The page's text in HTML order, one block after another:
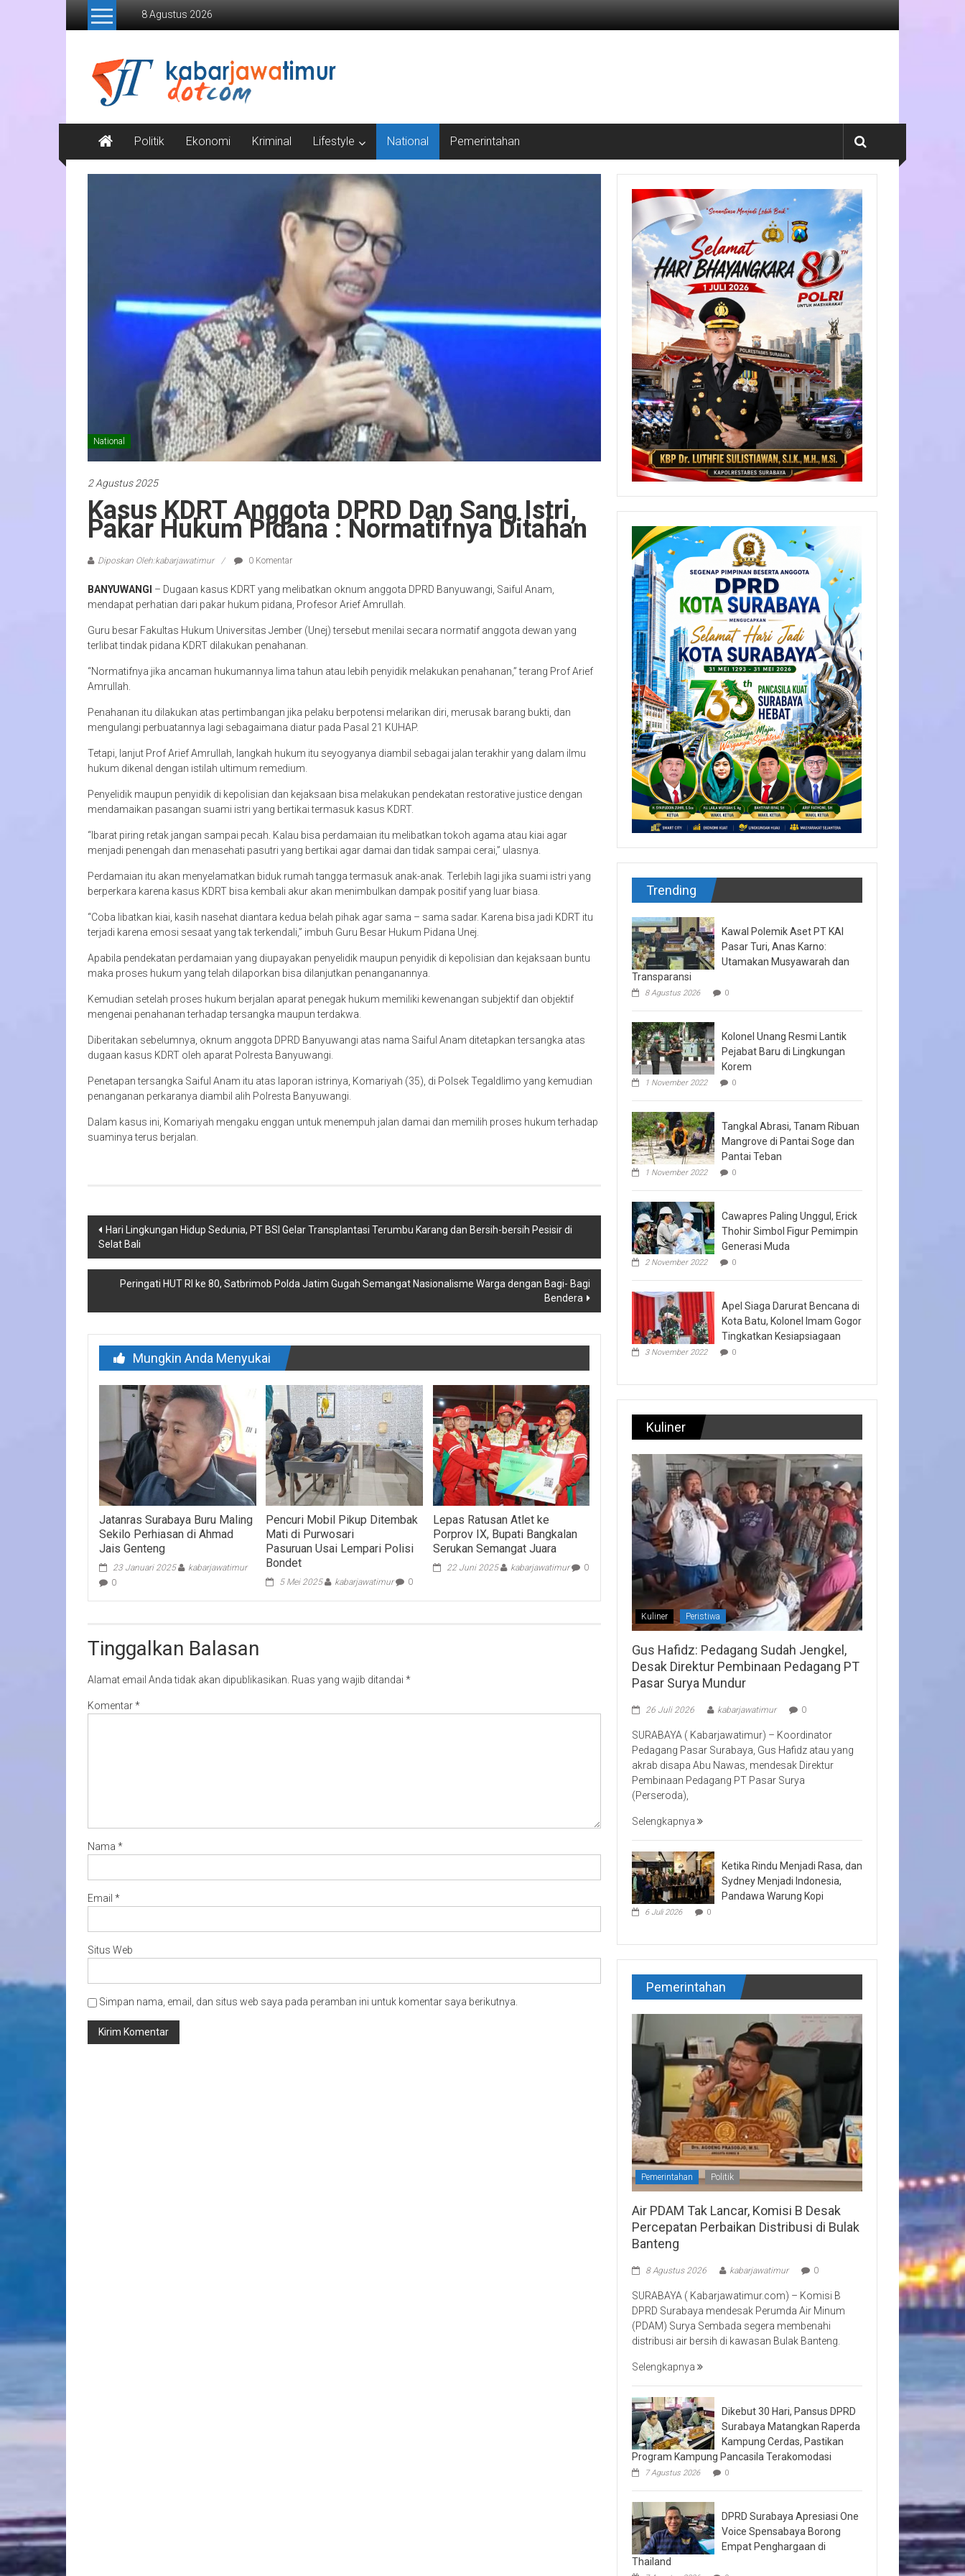
Lompat
8 Agustus 2026
Kabar
Jawa
Timur
Media
Online
Jawa
Politik Ekonomi Kriminal Lifestyle National Pemerintahan
National
2 Agustus 2025
Kasus KDRT Anggota DPRD Dan Sang Istri,
Pakar Hukum Pidana : Normatifnya Ditahan
Diposkan Oleh:kabarjawatimur 0 Komentar
BANYUWANGI – Dugaan kasus KDRT yang melibatkan oknum anggota DPRD Banyuwangi, Saiful Anam,
mendapat perhatian dari pakar hukum pidana, Profesor Arief Amrullah.
Guru besar Fakultas Hukum Universitas Jember (Unej) tersebut menilai secara normatif anggota dewan yang
terlibat tindak pidana KDRT dilakukan penahanan.
“Normatifnya jika ancaman hukumannya lima tahun atau lebih penyidik melakukan penahanan,” terang Prof Arief
Amrullah.
Penahanan itu dilakukan atas pertimbangan jika pelaku berpotensi melarikan diri, merusak barang bukti, dan
mengulangi perbuatannya lagi sebagaimana diatur pada Pasal 21 KUHAP.
Tetapi, lanjut Prof Arief Amrullah, langkah hukum itu seyogyanya diambil sebagai jalan terakhir yang dalam ilmu
hukum dikenal dengan istilah ultimum remedium.
Penyelidik maupun penyidik di kepolisian dan kejaksaan bisa melakukan pendekatan restorative justice dengan
mendamaikan pasangan suami istri yang bertikai termasuk kasus KDRT.
“Ibarat piring retak jangan sampai pecah. Kalau bisa perdamaian itu melibatkan tokoh agama atau kiai agar
menjadi penengah dan menasehati pasutri yang bertikai agar damai dan tidak sampai cerai,” ulasnya.
Perdamaian itu akan menyelamatkan biduk rumah tangga termasuk anak-anak. Terlebih lagi jika suami istri yang
berperkara karena kasus KDRT bisa kembali akur akan menimbulkan dampak positif yang luar biasa.
“Coba libatkan kiai, kasih nasehat diantara kedua belah pihak agar sama – sama sadar. Karena bisa jadi KDRT itu
terjadi karena emosi sesaat yang tak terkendali,” imbuh Guru Besar Hukum Pidana Unej.
Apabila pendekatan perdamaian yang diupayakan penyelidik maupun penyidik di kepolisian dan kejaksaan buntu
maka proses hukum yang telah dilaporkan bisa dilanjutkan penanganannya.
Kemudian setelah proses hukum berjalan aparat penegak hukum memiliki kewenangan subjektif dan objektif
mengenai penahanan terhadap tersangka maupun terdakwa.
Diberitakan sebelumnya, oknum anggota DPRD Banyuwangi atas nama Saiful Anam ditetapkan tersangka atas
dugaan kasus KDRT oleh aparat Polresta Banyuwangi.
Penetapan tersangka Saiful Anam itu atas laporan istrinya, Komariyah (35), di Polsek Tegaldlimo yang kemudian
penanganan perkaranya diambil alih Polresta Banyuwangi.
Dalam kasus ini, Komariyah mengaku enggan untuk menempuh jalan damai dan memilih proses hukum terhadap
suaminya terus berjalan.
Navigasi
pos
Hari Lingkungan Hidup Sedunia, PT BSI Gelar Transplantasi Terumbu Karang dan Bersih-bersih Pesisir di
Selat Bali
Peringati HUT RI ke 80, Satbrimob Polda Jatim Gugah Semangat Nasionalisme Warga dengan Bagi- Bagi
Bendera
Mungkin Anda Menyukai
Jatanras Surabaya Buru Maling
Sekilo Perhiasan di Ahmad
Jais Genteng
23 Januari 2025
kabarjawatimur
0
Pencuri Mobil Pikup Ditembak
Mati di Purwosari
Pasuruan Usai Lempari Polisi
Bondet
5 Mei 2025 kabarjawatimur 0
Lepas Ratusan Atlet ke
Porprov IX, Bupati Bangkalan
Serukan Semangat Juara
22 Juni 2025 kabarjawatimur 0
Tinggalkan Balasan
Alamat email Anda tidak akan dipublikasikan. Ruas yang wajib ditandai *
Komentar*
Nama *
Email *
Situs Web
Simpan nama, email, dan situs web saya pada peramban ini untuk komentar saya berikutnya.
Trending
Kawal Polemik Aset PT KAI
Pasar Turi, Anas Karno:
Utamakan Musyawarah dan
Transparansi
8 Agustus 2026 0
Kolonel Unang Resmi Lantik
Pejabat Baru di Lingkungan
Korem
1 November 2022 0
Tangkal Abrasi, Tanam Ribuan
Mangrove di Pantai Soge dan
Pantai Teban
1 November 2022 0
Cawapres Paling Unggul, Erick
Thohir Simbol Figur Pemimpin
Generasi Muda
2 November 2022 0
Apel Siaga Darurat Bencana di
Kota Batu, Kolonel Imam Gogor
Tingkatkan Kesiapsiagaan
3 November 2022 0
Kuliner
Kuliner Peristiwa
Gus Hafidz: Pedagang Sudah Jengkel,
Desak Direktur Pembinaan Pedagang PT
Pasar Surya Mundur
26 Juli 2026 kabarjawatimur 0
SURABAYA ( Kabarjawatimur) – Koordinator
Pedagang Pasar Surabaya, Gus Hafidz atau yang
akrab disapa Abu Nawas, mendesak Direktur
Pembinaan Pedagang PT Pasar Surya
(Perseroda),
Selengkapnya
Ketika Rindu Menjadi Rasa, dan
Sydney Menjadi Indonesia,
Pandawa Warung Kopi
6 Juli 2026 0
Pemerintahan
Pemerintahan Politik
Air PDAM Tak Lancar, Komisi B Desak
Percepatan Perbaikan Distribusi di Bulak
Banteng
8 Agustus 2026 kabarjawatimur 0
SURABAYA ( Kabarjawatimur.com) – Komisi B
DPRD Surabaya mendesak Perumda Air Minum
(PDAM) Surya Sembada segera membenahi
distribusi air bersih di kawasan Bulak Banteng.
Selengkapnya
Dikebut 30 Hari, Pansus DPRD
Surabaya Matangkan Raperda
Kampung Cerdas, Pastikan
Program Kampung Pancasila Terakomodasi
7 Agustus 2026 0
DPRD Surabaya Apresiasi One
Voice Spensabaya Borong
Empat Penghargaan di
Thailand